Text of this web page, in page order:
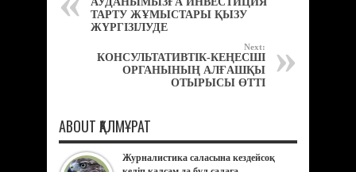
ТАРТУ ЖҰМЫСТАРЫ ҚЫЗУ
ЖҮРГІЗІЛУДЕ
Next:
КОНСУЛЬТАТИВТІК-КЕҢЕСШІ
ОРГАНЫНЫҢ АЛҒАШҚЫ
ОТЫРЫСЫ ӨТТІ
ABOUT ҚАЛМҰРАТ
Журналистика саласына кездейсоқ